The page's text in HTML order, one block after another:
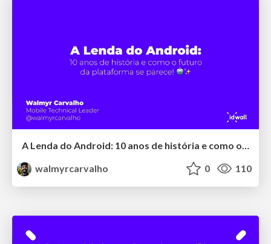
A Lenda do Android: 10 anos de história e como o futuro da plataforma se parece!
walmyrcarvalho
0 110